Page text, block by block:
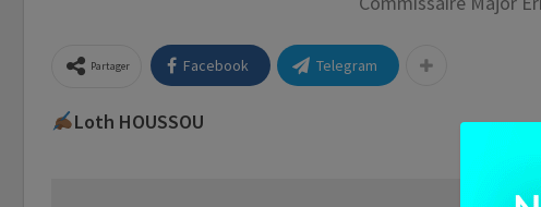
Partager Facebook Telegram
Loth HOUSSOU